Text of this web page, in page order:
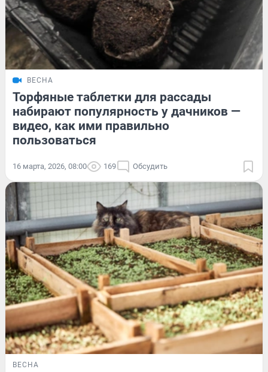
ВЕСНА
Торфяные таблетки для рассады
набирают популярность у дачников —
видео, как ими правильно
пользоваться
16 марта, 2026, 08:00 169 Обсудить
ВЕСНА